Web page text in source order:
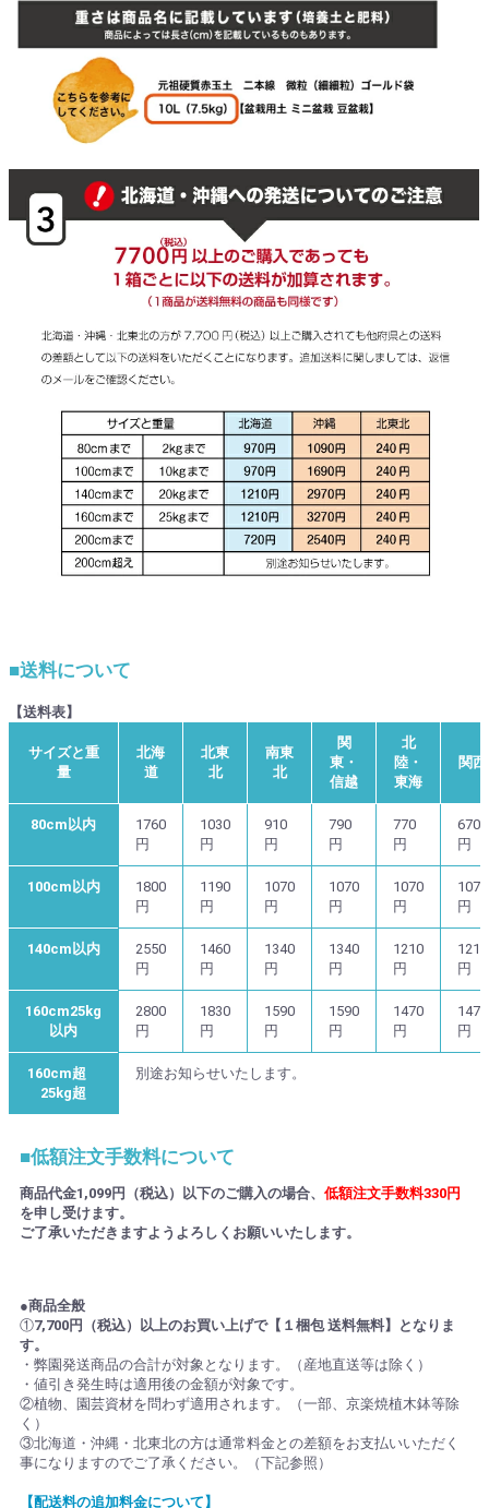
■送料について
【送料表】
サイズと重
量
北海
道
北東
北
南東
北
関
東・
信越
北
陸・
東海
関西
80cm以内
1760
円
1030
円
910
円
790
円
770
円
670
円
100cm以内
1800
円
1190
円
1070
円
1070
円
1070
円
1070
円
140cm以内
2550
円
1460
円
1340
円
1340
円
1210
円
1210
円
160cm25kg
以内
2800
円
1830
円
1590
円
1590
円
1470
円
1470
円
160cm超
25kg超
別途お知らせいたします。
■低額注文手数料について
商品代金1,099円（税込）以下のご購入の場合、 低額注文手数料330円
を申し受けます。
ご了承いただきますようよろしくお願いいたします。
●商品全般
①7,700円（税込）以上のお買い上げで【１梱包 送料無料】となりま
す。
・弊園発送商品の合計が対象となります。（産地直送等は除く）
・値引き発生時は適用後の金額が対象です。
②植物、園芸資材を問わず適用されます。（一部、京楽焼植木鉢等除
く）
③北海道・沖縄・北東北の方は通常料金との差額をお支払いいただく
事になりますのでご了承ください。（下記参照）
【配送料の追加料金について】